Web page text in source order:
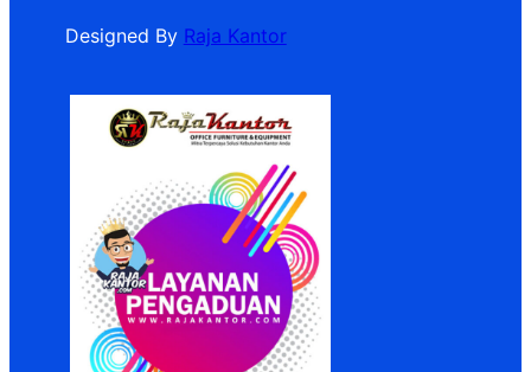
Designed By Raja Kantor